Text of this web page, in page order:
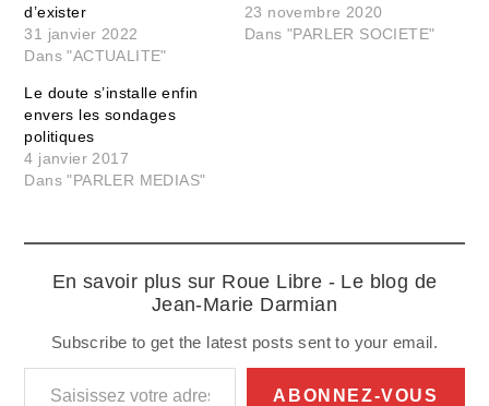
d’exister
31 janvier 2022
Dans "ACTUALITE"
23 novembre 2020
Dans "PARLER SOCIETE"
Le doute s’installe enfin
envers les sondages
politiques
4 janvier 2017
Dans "PARLER MEDIAS"
En savoir plus sur Roue Libre - Le blog de
Jean-Marie Darmian
Subscribe to get the latest posts sent to your email.
Saisissez votre adresse e-mail…
ABONNEZ-VOUS